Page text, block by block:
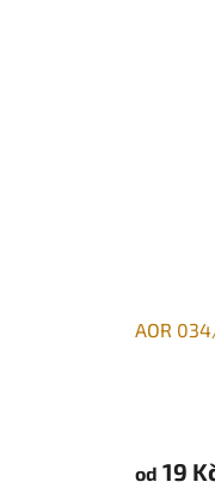
AOR
od 19